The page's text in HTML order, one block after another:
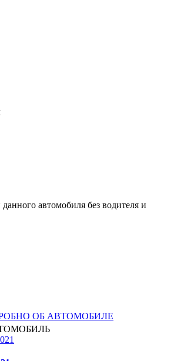
автомобиля без водителя и
ОБ АВТОМОБИЛЕ